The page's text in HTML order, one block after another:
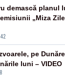
demască planul
„Miza
pe
luni – VIDEO